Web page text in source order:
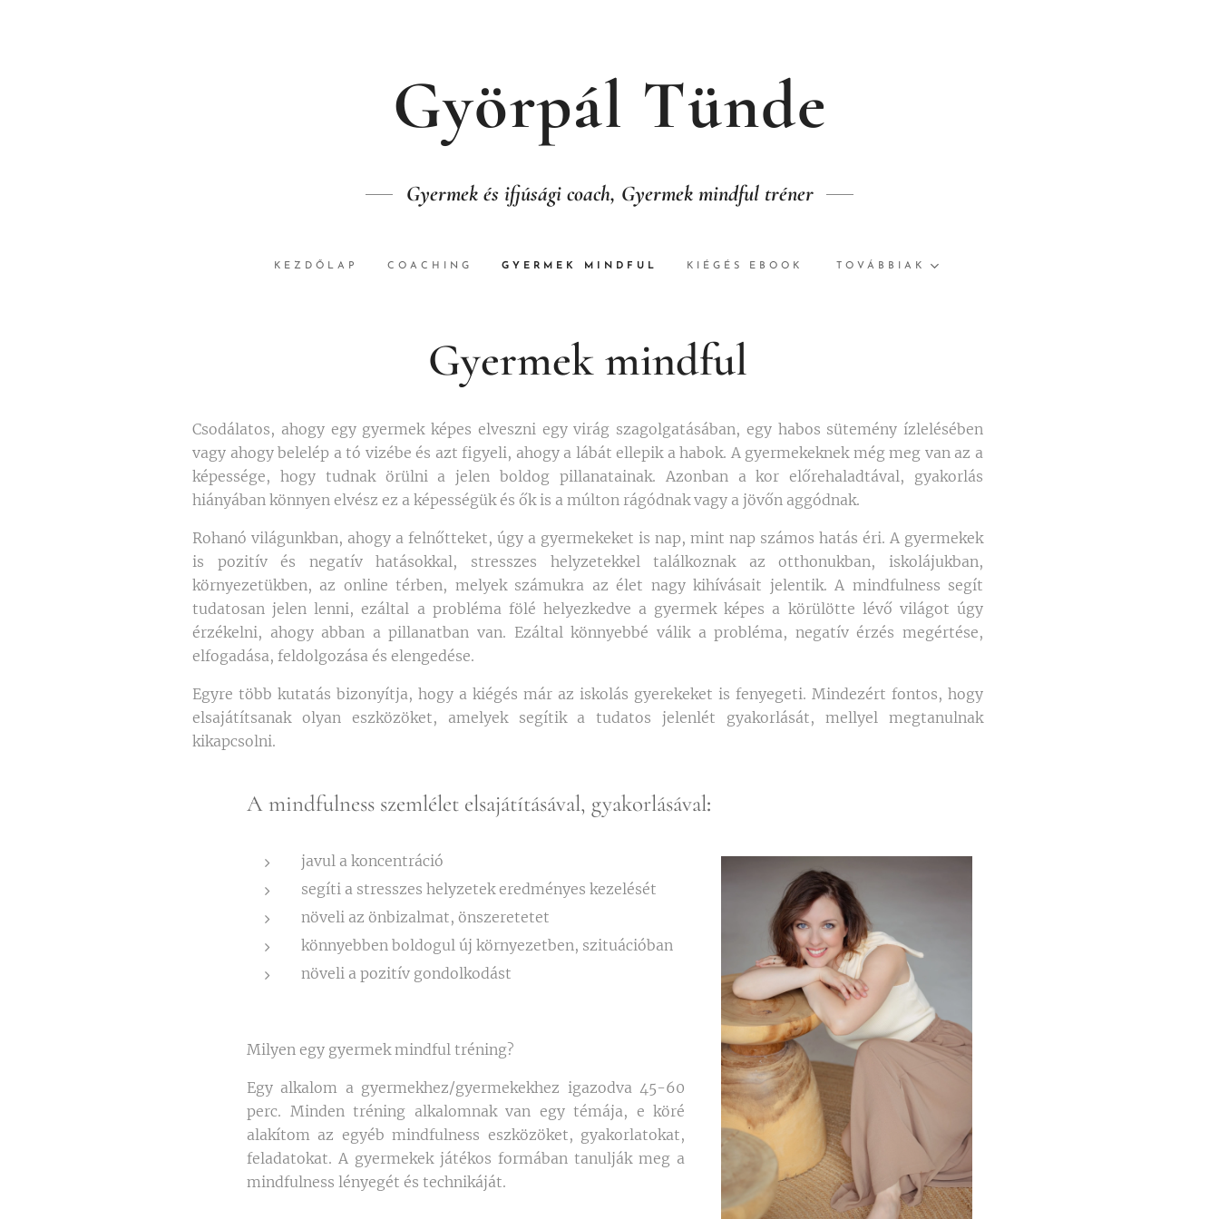
Györpál Tünde
Gyermek és ifjúsági coach, Gyermek mindful tréner
KEZDŐLAP COACHING GYERMEK MINDFUL KIÉGÉS EBOOK TOVÁBBIAK
Gyermek mindful
Csodálatos, ahogy egy gyermek képes elveszni egy virág szagolgatásában, egy habos sütemény ízlelésében
vagy ahogy belelép a tó vizébe és azt figyeli, ahogy a lábát ellepik a habok. A gyermekeknek még meg van az a
képessége, hogy tudnak örülni a jelen boldog pillanatainak. Azonban a kor előrehaladtával, gyakorlás
hiányában könnyen elvész ez a képességük és ők is a múlton rágódnak vagy a jövőn aggódnak.
Rohanó világunkban, ahogy a felnőtteket, úgy a gyermekeket is nap, mint nap számos hatás éri. A gyermekek
is pozitív és negatív hatásokkal, stresszes helyzetekkel találkoznak az otthonukban, iskolájukban,
környezetükben, az online térben, melyek számukra az élet nagy kihívásait jelentik. A mindfulness segít
tudatosan jelen lenni, ezáltal a probléma fölé helyezkedve a gyermek képes a körülötte lévő világot úgy
érzékelni, ahogy abban a pillanatban van. Ezáltal könnyebbé válik a probléma, negatív érzés megértése,
elfogadása, feldolgozása és elengedése.
Egyre több kutatás bizonyítja, hogy a kiégés már az iskolás gyerekeket is fenyegeti. Mindezért fontos, hogy
elsajátítsanak olyan eszközöket, amelyek segítik a tudatos jelenlét gyakorlását, mellyel megtanulnak
kikapcsolni.
A mindfulness szemlélet elsajátításával, gyakorlásával:
javul a koncentráció
segíti a stresszes helyzetek eredményes kezelését
növeli az önbizalmat, önszeretetet
könnyebben boldogul új környezetben, szituációban
növeli a pozitív gondolkodást
Milyen egy gyermek mindful tréning?
Egy alkalom a gyermekhez/gyermekekhez igazodva 45-60
perc. Minden tréning alkalomnak van egy témája, e köré
alakítom az egyéb mindfulness eszközöket, gyakorlatokat,
feladatokat. A gyermekek játékos formában tanulják meg a
mindfulness lényegét és technikáját.